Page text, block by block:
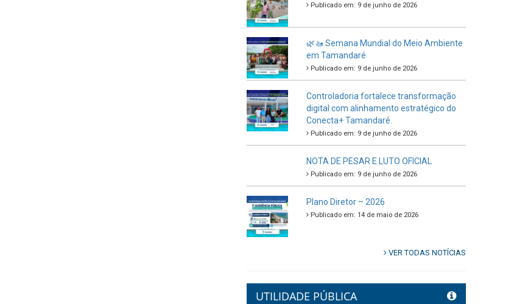
Publicado em: 9 de junho de 2026
🌿🚤 Semana Mundial do Meio Ambiente
em Tamandaré
Publicado em: 9 de junho de 2026
Controladoria fortalece transformação
digital com alinhamento estratégico do
Conecta+ Tamandaré.
Publicado em: 9 de junho de 2026
NOTA DE PESAR E LUTO OFICIAL
Publicado em: 9 de junho de 2026
Plano Diretor – 2026
Publicado em: 14 de maio de 2026
VER TODAS NOTÍCIAS
UTILIDADE PÚBLICA